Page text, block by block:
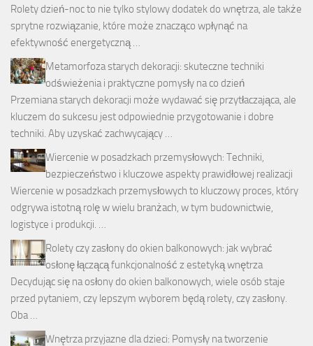
Rolety dzień-noc to nie tylko stylowy dodatek do wnętrza, ale także
sprytne rozwiązanie, które może znacząco wpłynąć na
efektywność energetyczną …
Metamorfoza starych dekoracji: skuteczne techniki
odświeżenia i praktyczne pomysły na co dzień
Przemiana starych dekoracji może wydawać się przytłaczająca, ale
kluczem do sukcesu jest odpowiednie przygotowanie i dobre
techniki. Aby uzyskać zachwycający …
Wiercenie w posadzkach przemysłowych: Techniki,
bezpieczeństwo i kluczowe aspekty prawidłowej realizacji
Wiercenie w posadzkach przemysłowych to kluczowy proces, który
odgrywa istotną rolę w wielu branżach, w tym budownictwie,
logistyce i produkcji. …
Rolety czy zasłony do okien balkonowych: jak wybrać
osłonę łączącą funkcjonalność z estetyką wnętrza
Decydując się na osłony do okien balkonowych, wiele osób staje
przed pytaniem, czy lepszym wyborem będą rolety, czy zasłony.
Oba …
Wnętrza przyjazne dla dzieci: Pomysły na tworzenie